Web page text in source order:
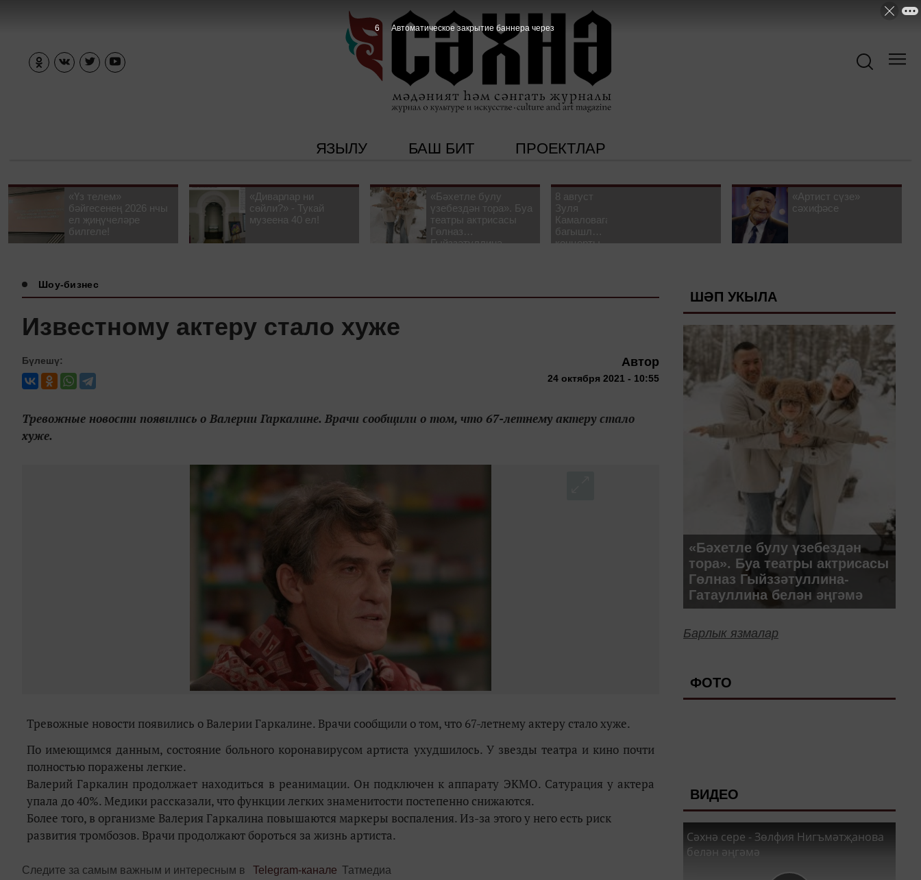
ЯЗЫЛУ БАШ БИТ ПРОЕКТЛАР
«Үз телем»
бәйгесенең 2026 нчы
ел җиңүчеләре
билгеле!
«Диварлар ни
сөйли?» - Тукай
музеена 40 ел!
«Бәхетле булу
үзебездән тора». Буа
театры актрисасы
Гөлназ
Гыйззәтуллина-
8 август
Зуля
Камаловага
багышлау
концерты
«Артист сүзе»
сәхифәсе
Шоу-бизнес
Известному актеру стало хуже
Бүлешү: Автор
24 октября 2021 - 10:55
Тревожные новости появились о Валерии Гаркалине. Врачи сообщили о том, что 67-летнему актеру стало
хуже.
Тревожные новости появились о Валерии Гаркалине. Врачи сообщили о том, что 67-летнему актеру стало хуже.
По имеющимся данным, состояние больного коронавирусом артиста ухудшилось. У звезды театра и кино почти
полностью поражены легкие.
Валерий Гаркалин продолжает находиться в реанимации. Он подключен к аппарату ЭКМО. Сатурация у актера
упала до 40%. Медики рассказали, что функции легких знаменитости постепенно снижаются.
Более того, в организме Валерия Гаркалина повышаются маркеры воспаления. Из-за этого у него есть риск
развития тромбозов. Врачи продолжают бороться за жизнь артиста.
Следите за самым важным и интересным в Telegram-канале Татмедиа
ШӘП УКЫЛА
«Бәхетле булу үзебездән
тора». Буа театры актрисасы
Гөлназ Гыйззәтуллина-
Гатауллина белән әңгәмә
Барлык язмалар
ФОТО
ВИДЕО
Сәхнә сере - Зөлфия Нигъмәтҗанова
белән әңгәмә
5 Автоматическое закрытие баннера через